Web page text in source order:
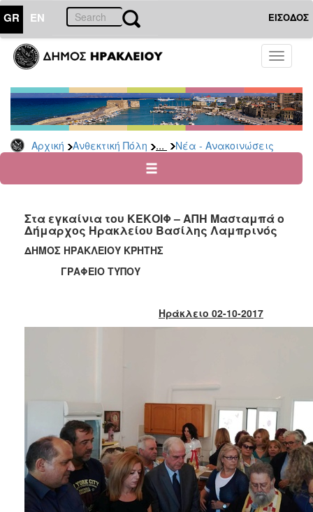
GR EN ΕΙΣΟΔΟΣ
Toggle
Αρχική Ανθεκτική Πόλη ... Νέα - Ανακοινώσεις
ΑΝΘΕΚΤΙΚΗ
ΠΟΛΗ
Κοινωνική
Πολιτική
Νέα
Ανακοινώσεις
για
Οικονομική
Αδυναμία
Φυσικές
Απασχόλησης
Παιδιών
(Κ.Δ.Α.Π.)
Κέντρα
Ημερήσιας
Φροντίδας
Ηλικιωμένων
(Κ.Η.Φ.Η.)
Στα εγκαίνια του ΚΕΚΟΙΦ – ΑΠΗ Μασταμπά ο
Δήμαρχος Ηρακλείου Βασίλης Λαμπρινός
ΔΗΜΟΣ ΗΡΑΚΛΕΙΟΥ ΚΡΗΤΗΣ
ΓΡΑΦΕΙΟ ΤΥΠΟΥ
Ηράκλειο 02-10-2017